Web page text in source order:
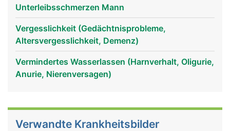
Unterleibsschmerzen Mann
Vergesslichkeit (Gedächtnisprobleme,
Altersvergesslichkeit, Demenz)
Vermindertes Wasserlassen (Harnverhalt, Oligurie,
Anurie, Nierenversagen)
Verwandte Krankheitsbilder